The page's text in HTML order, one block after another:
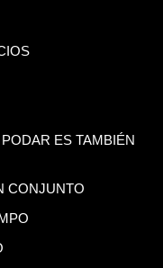
ES TAMBIÉN
CONJUNTO